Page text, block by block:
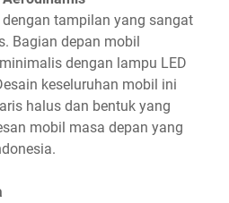
tampilan yang sangat
Bagian depan mobil
dengan lampu LED
keseluruhan mobil ini
halus dan bentuk yang
mobil masa depan yang